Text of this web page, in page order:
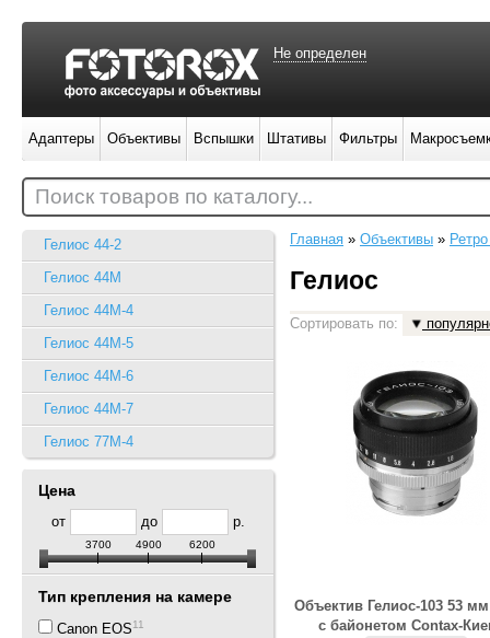
Гелиос 44-2
Гелиос 44М
Гелиос 44М-4
Гелиос 44М-5
Гелиос 44М-6
Гелиос 44М-7
Гелиос 77М-4
Цена
от до р.
3700 4900 6200
Тип крепления на камере
Canon EOS11
Главная » Объективы »
Гелиос
Сортировать по:
Объектив Гелиос-103 53
с байонетом Contax-
Не определен
Адаптеры Объективы Вспышки Штативы Фильтры
Поиск товаров по каталогу...